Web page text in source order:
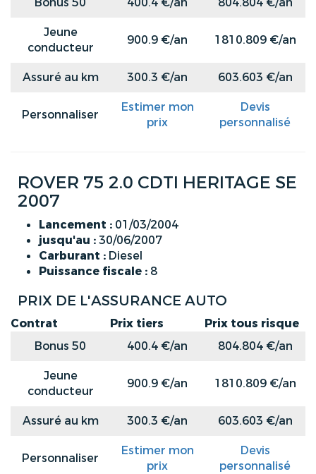
Jeune
conducteur
900.9 €/an 1810.809 €/an
Assuré au km 300.3 €/an 603.603 €/an
Personnaliser
Estimer mon
prix
Devis
personnalisé
ROVER 75 2.0 CDTI HERITAGE SE
2007
Lancement : 01/03/2004
jusqu'au :30/06/2007
Carburant : Diesel
Puissance fiscale : 8
PRIX DE L'ASSURANCE AUTO
Contrat Prix tiers
Prix tous risque
Bonus 50
400.4 €/an
804.804 €/an
Jeune
conducteur
900.9 €/an 1810.809 €/an
Assuré au km 300.3 €/an 603.603 €/an
Personnaliser
Estimer mon
prix
Devis
personnalisé